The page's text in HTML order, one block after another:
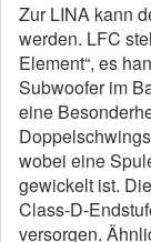
Zur LINA kann
werden. LFC
Element“, es
Subwoofer im
eine
wobei eine
gewickelt ist.
Class-D-
versorgen.